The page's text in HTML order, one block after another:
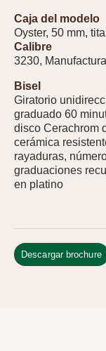
Caja del modelo
Oyster, 50 mm,
Calibre
3230,
Bisel
Giratorio
graduado 60
disco Cerachrom
cerámica
rayaduras,
graduaciones
en platino
Descargar brochure